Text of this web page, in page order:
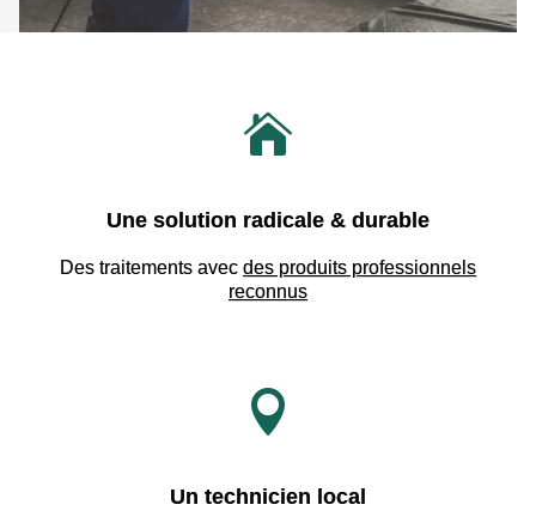

Une solution radicale & durable
Des traitements avec des produits professionnels
reconnus

Un technicien local